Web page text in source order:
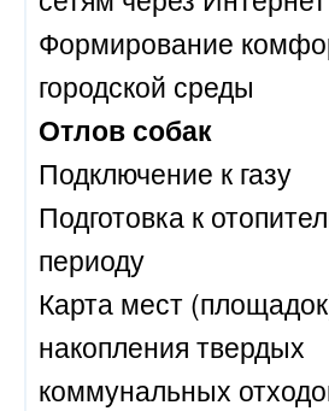
Формирование
городской среды
Отлов собак
Подключение к газу
Подготовка к
периоду
Карта мест
накопления твердых
коммунальных